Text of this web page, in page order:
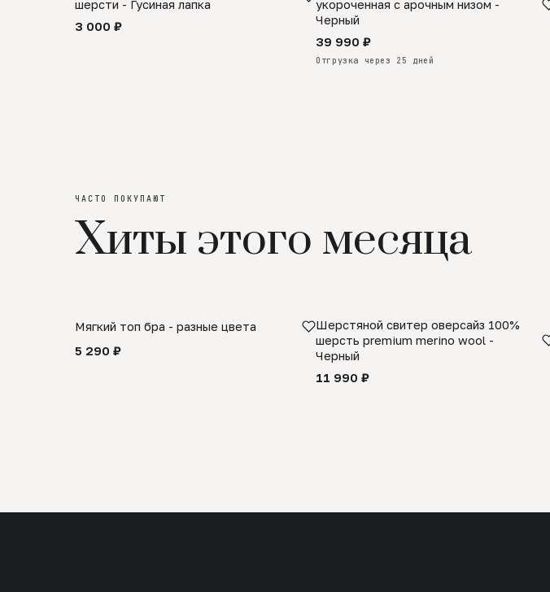
шерсти - Гусиная лапка
3 000 ₽
укороченная с арочным низом -
Черный
39 990 ₽
Отгрузка через 25 дней
ЧАСТО ПОКУПАЮТ
Хиты этого месяца
Мягкий топ бра - разные цвета
5 290 ₽
Шерстяной свитер оверсайз 100%
шерсть premium merino wool -
Черный
11 990 ₽